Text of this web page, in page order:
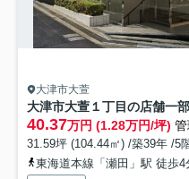
大津市大萱
大津市大萱１丁目の店舗一部
40.37万円 (1.28万円/坪)
31.59坪 (104.44㎡) /築39年 /5
東海道本線「瀬田」駅 徒歩4